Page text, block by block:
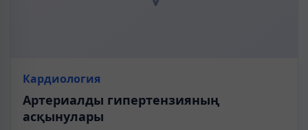
Кардиология
Артериалды гипертензияның
асқынулары